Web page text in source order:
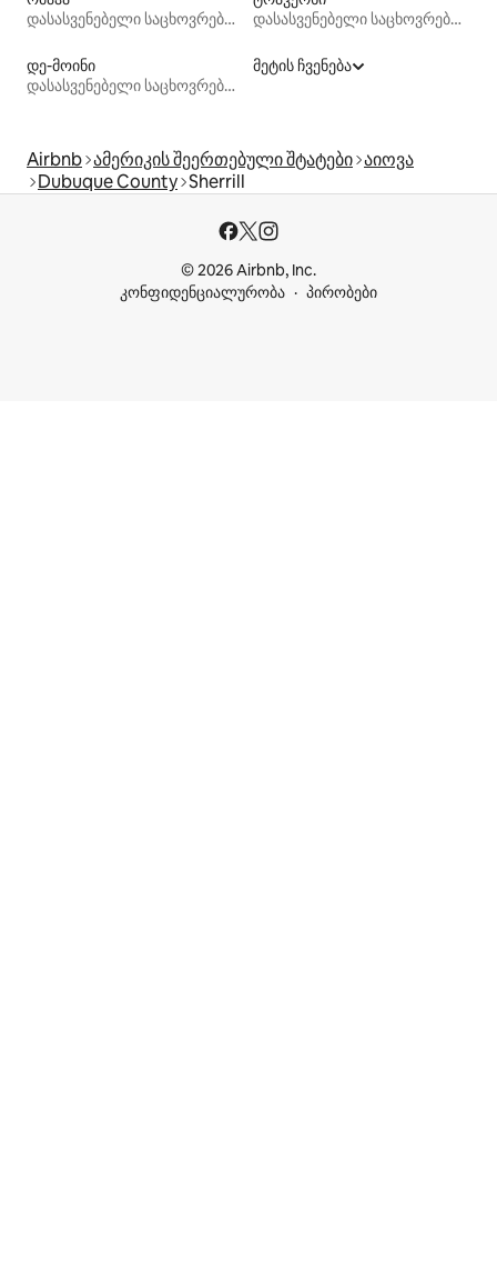
დასასვენებელი საცხოვრებლები
დასასვენებელი საცხოვრებლები
დე-მოინი
დასასვენებელი საცხოვრებლები
მეტის ჩვენება
Airbnb ამერიკის შეერთებული შტატები აიოვა
Dubuque County Sherrill
© 2026 Airbnb, Inc.
კონფიდენციალურობა
პირობები